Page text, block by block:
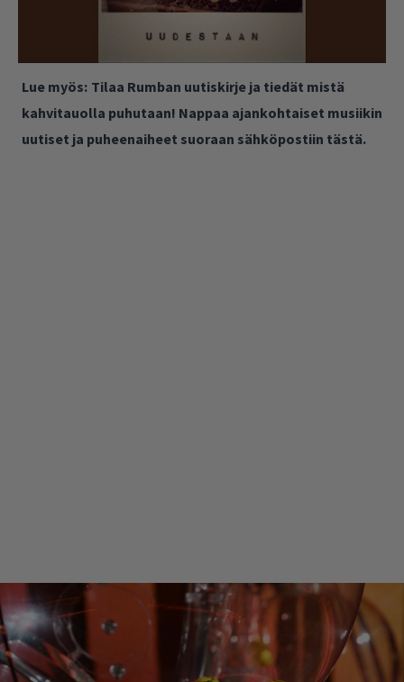
Lue myös: Tilaa Rumban uutiskirje ja tiedät mistä
kahvitauolla puhutaan! Nappaa ajankohtaiset musiikin
uutiset ja puheenaiheet suoraan sähköpostiin tästä.